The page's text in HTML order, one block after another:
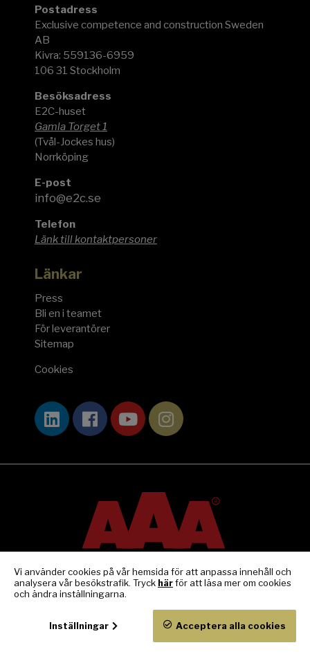
Postadress
Exclusive competence and construction Sweden
AB
Kivra: 559136-6959
106 31 Stockholm
Besöksadress
E2C-huset
Gamla Torget 1
(Tvål-Jockes hus)
Norrköping
E-post
info@e2c.se
Telefon
Länk till kontaktpersoner
Länkar
Press
Bli en i teamet
För leverantörer
Sitemap
Cookies
Vi använder cookies på vår hemsida för att anpassa innehåll och
analysera vår besökstrafik. Tryck härför att läsa mer om cookies
och ändra inställningarna.
Inställningar Acceptera alla cookies